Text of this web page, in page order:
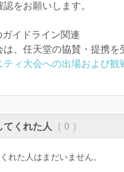
をお願いします。
イドライン関連
は、任天堂の協賛・提携を
ティ大会への出場および観
てくれた人 （ 0 ）
れた人はまだいません。